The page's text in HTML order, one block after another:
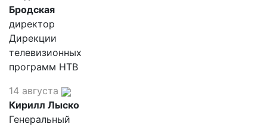
Бродская
директор
Дирекции
телевизионных
программ НТВ
14 августа
Кирилл Лыско
Генеральный